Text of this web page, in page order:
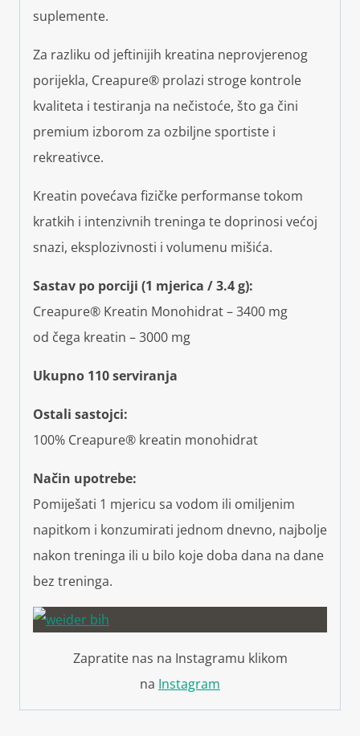
suplemente.
Za razliku od jeftinijih kreatina neprovjerenog
porijekla, Creapure® prolazi stroge kontrole
kvaliteta i testiranja na nečistoće, što ga čini
premium izborom za ozbiljne sportiste i
rekreativce.
Kreatin povećava fizičke performanse tokom
kratkih i intenzivnih treninga te doprinosi većoj
snazi, eksplozivnosti i volumenu mišića.
Sastav po porciji (1 mjerica / 3.4 g):
Creapure® Kreatin Monohidrat – 3400 mg
od čega kreatin – 3000 mg
Ukupno 110 serviranja
Ostali sastojci:
100% Creapure® kreatin monohidrat
Način upotrebe:
Pomiješati 1 mjericu sa vodom ili omiljenim
napitkom i konzumirati jednom dnevno, najbolje
nakon treninga ili u bilo koje doba dana na dane
bez treninga.
Zapratite nas na Instagramu klikom
na Instagram